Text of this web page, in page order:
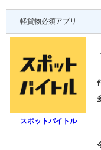
軽貨物必須アプリ
スポットバイトル